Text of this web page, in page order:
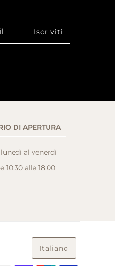
DI APERTURA
al venerdì
10.30 alle 18.00
Italiano